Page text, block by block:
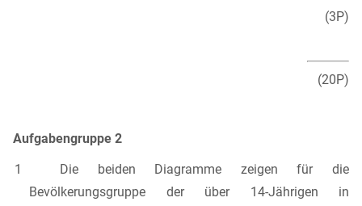
(3P)
(20P)
Aufgabengruppe 2
1 Die beiden Diagramme zeigen für die
Bevölkerungsgruppe der über 14-Jährigen in